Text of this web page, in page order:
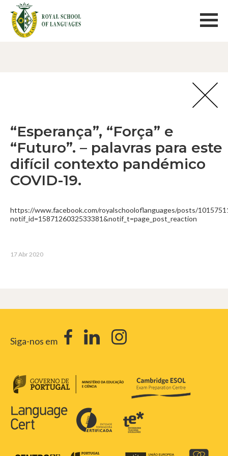
“Esperança”, “Força” e
“Futuro”. – palavras para este
difícil contexto pandémico
COVID-19.
https://www.facebook.com/royalschooloflanguages/posts/
notif_id=1587126032533381&notif_t=page_post_reaction
17 Abr 2020
Siga-nos em